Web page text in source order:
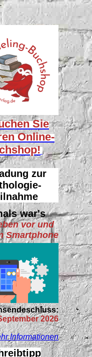
Sie
Online-
zur
war's
vor und
Smartphone
2026
Informationen